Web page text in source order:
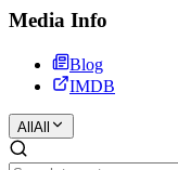
Media Info
Blog
IMDB
All All